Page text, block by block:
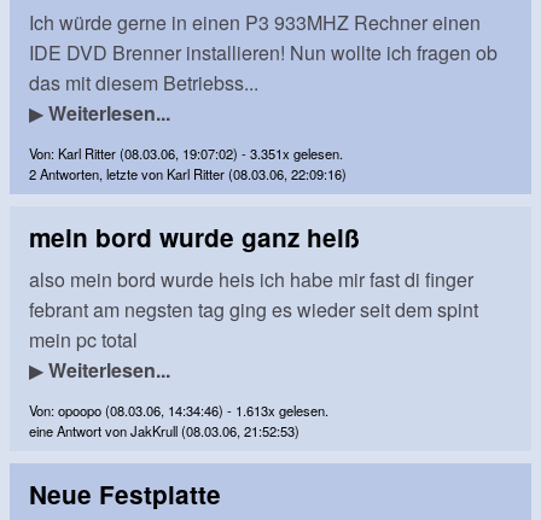
Ich würde gerne in einen P3 933MHZ Rechner einen
IDE DVD Brenner installieren! Nun wollte ich fragen ob
das mit diesem Betriebss...
▶Weiterlesen...
Von: Karl Ritter (08.03.06, 19:07:02) - 3.351x gelesen.
2 Antworten, letzte von Karl Ritter (08.03.06, 22:09:16)
mein bord wurde ganz heiß
also mein bord wurde heis ich habe mir fast di finger
febrant am negsten tag ging es wieder seit dem spint
mein pc total
▶Weiterlesen...
Von: opoopo (08.03.06, 14:34:46) - 1.613x gelesen.
eine Antwort von JakKrull (08.03.06, 21:52:53)
Neue Festplatte